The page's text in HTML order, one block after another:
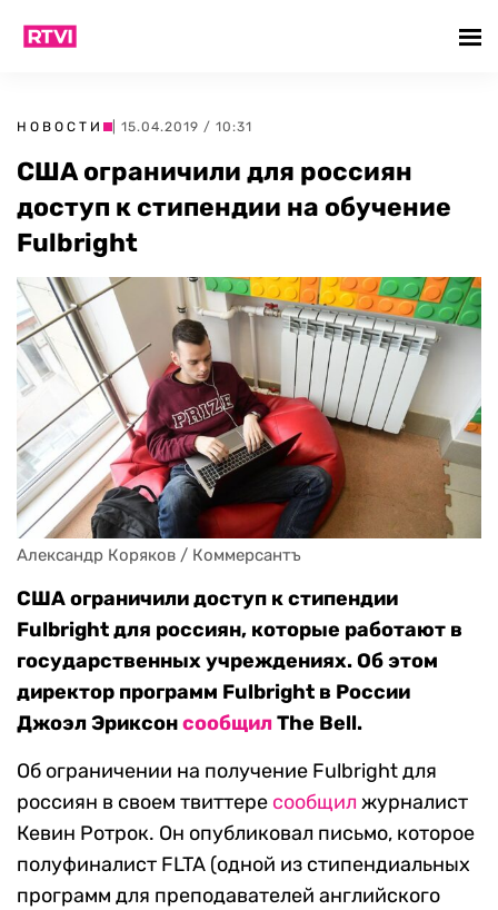
НОВОСТИ | 15.04.2019 / 10:31
США ограничили для россиян
доступ к стипендии на обучение
Fulbright
Александр Коряков / Коммерсантъ
США ограничили доступ к стипендии
Fulbright для россиян, которые работают в
государственных учреждениях. Об этом
директор программ Fulbright в России
Джоэл ЭриксонсообщилThe Bell.
Об ограничении на получение Fulbright для
россиян в своем твиттере сообщил журналист
Кевин Ротрок. Он опубликовал письмо, которое
полуфиналист FLTA (одной из стипендиальных
программ для преподавателей английского